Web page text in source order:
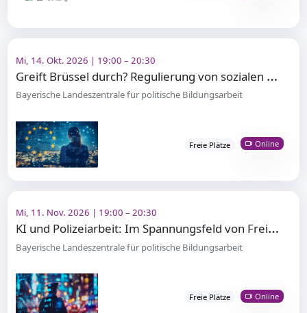
Mi, 14. Okt. 2026 | 19:00 – 20:30
G
reift Brüssel durch? Regulierung von sozialen Medien in der EU
Bayerische Landeszentrale für politische Bildungsarbeit
Freie Plätze Online
Mi, 11. Nov. 2026 | 19:00 – 20:30
K
I und Polizeiarbeit: Im Spannungsfeld von Freiheit und Sicherheit
Bayerische Landeszentrale für politische Bildungsarbeit
Freie Plätze Online